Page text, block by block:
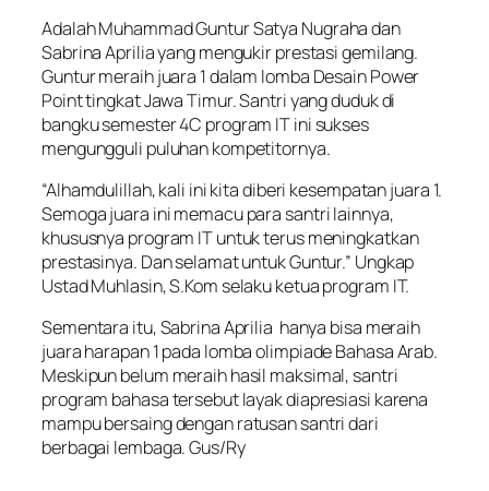
Adalah Muhammad Guntur Satya Nugraha dan
Sabrina Aprilia yang mengukir prestasi gemilang.
Guntur meraih juara 1 dalam lomba Desain Power
Point tingkat Jawa Timur. Santri yang duduk di
bangku semester 4C program IT ini sukses
mengungguli puluhan kompetitornya.
“Alhamdulillah, kali ini kita diberi kesempatan juara 1.
Semoga juara ini memacu para santri lainnya,
khususnya program IT untuk terus meningkatkan
prestasinya. Dan selamat untuk Guntur.” Ungkap
Ustad Muhlasin, S.Kom selaku ketua program IT.
Sementara itu, Sabrina Aprilia hanya bisa meraih
juara harapan 1 pada lomba olimpiade Bahasa Arab.
Meskipun belum meraih hasil maksimal, santri
program bahasa tersebut layak diapresiasi karena
mampu bersaing dengan ratusan santri dari
berbagai lembaga. Gus/Ry